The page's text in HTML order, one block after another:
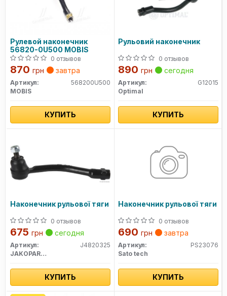
Рулевой наконечник
56820-0U500 MOBIS
0 отзывов
870 грн завтра
Артикул:
568200U500
MOBIS
КУПИТЬ
Рульовий наконечник
0 отзывов
890 грн сегодня
Артикул:
G12015
Optimal
КУПИТЬ
Наконечник рульової тяги
0 отзывов
675 грн сегодня
Артикул:
J4820325
JAKOPARTS
КУПИТЬ
Наконечник рульової тяги
0 отзывов
690 грн завтра
Артикул:
PS23076
Sato tech
КУПИТЬ